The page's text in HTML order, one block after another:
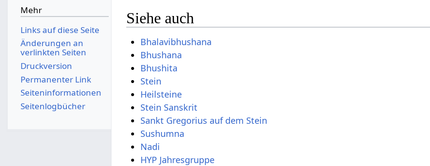
Siehe auch
Bhalavibhushana
Bhushana
Bhushita
Stein
Heilsteine
Stein Sanskrit
Sankt Gregorius auf dem Stein
Sushumna
Nadi
HYP Jahresgruppe
Mehr
Links auf diese Seite
Änderungen an
verlinkten Seiten
Druckversion
Permanenter Link
Seiten­­informationen
Seitenlogbücher